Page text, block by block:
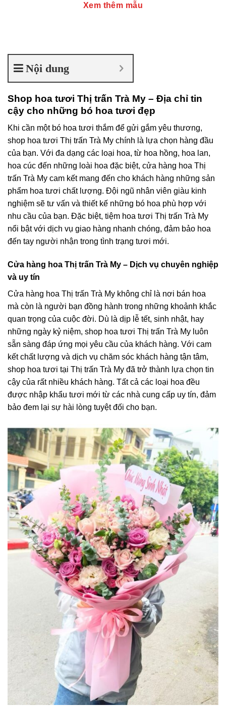
Xem thêm mẫu
Nội dung
Shop hoa tươi Thị trấn Trà My – Địa chỉ tin
cậy cho những bó hoa tươi đẹp
Khi cần một bó hoa tươi thắm để gửi gắm yêu thương,
shop hoa tươi Thị trấn Trà My chính là lựa chọn hàng đầu
của bạn. Với đa dạng các loại hoa, từ hoa hồng, hoa lan,
hoa cúc đến những loài hoa đặc biệt, cửa hàng hoa Thị
trấn Trà My cam kết mang đến cho khách hàng những sản
phẩm hoa tươi chất lượng. Đội ngũ nhân viên giàu kinh
nghiệm sẽ tư vấn và thiết kế những bó hoa phù hợp với
nhu cầu của bạn. Đặc biệt, tiệm hoa tươi Thị trấn Trà My
nổi bật với dịch vụ giao hàng nhanh chóng, đảm bảo hoa
đến tay người nhận trong tình trạng tươi mới.
Cửa hàng hoa Thị trấn Trà My – Dịch vụ chuyên nghiệp
và uy tín
Cửa hàng hoa Thị trấn Trà My không chỉ là nơi bán hoa
mà còn là người bạn đồng hành trong những khoảnh khắc
quan trọng của cuộc đời. Dù là dịp lễ tết, sinh nhật, hay
những ngày kỷ niệm, shop hoa tươi Thị trấn Trà My luôn
sẵn sàng đáp ứng mọi yêu cầu của khách hàng. Với cam
kết chất lượng và dịch vụ chăm sóc khách hàng tận tâm,
shop hoa tươi tại Thị trấn Trà My đã trở thành lựa chọn tin
cậy của rất nhiều khách hàng. Tất cả các loại hoa đều
được nhập khẩu tươi mới từ các nhà cung cấp uy tín, đảm
bảo đem lại sự hài lòng tuyệt đối cho bạn.